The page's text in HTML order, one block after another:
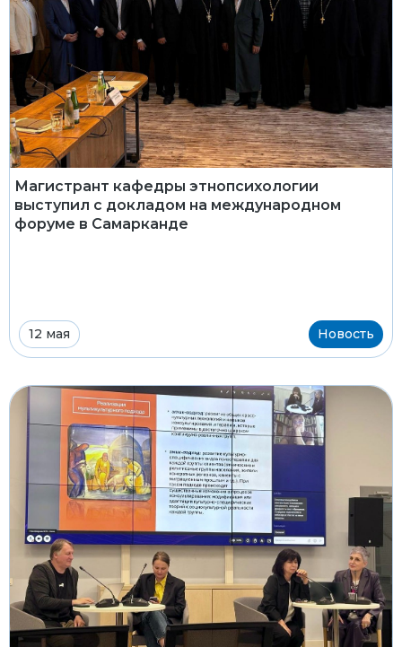
Магистрант кафедры этнопсихологии
выступил с докладом на международном
форуме в Самарканде
12 мая Новость